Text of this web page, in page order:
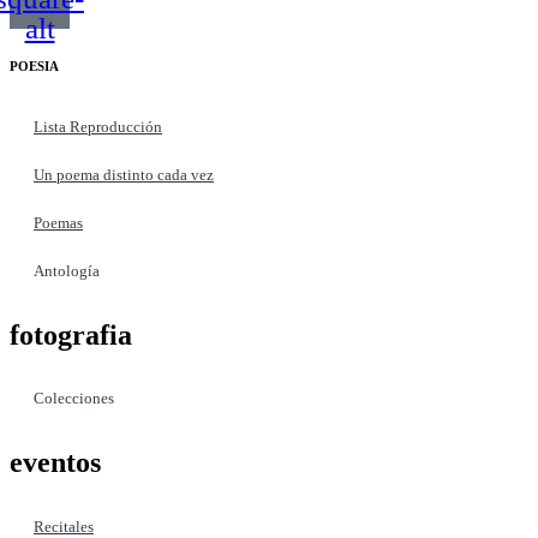
alt
POESIA
Lista Reproducción
Un poema distinto cada vez
Poemas
Antología
fotografia
Colecciones
eventos
Recitales